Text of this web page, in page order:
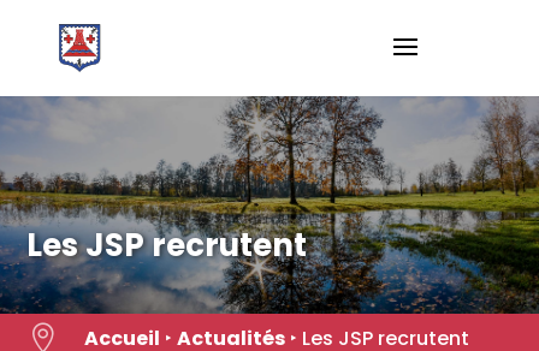
content
Les JSP recrutent
 Accueil ‣ Actualités‣ Les JSP recrutent